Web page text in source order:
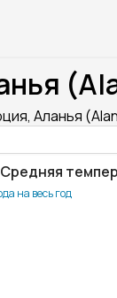
Аланья
Средняя
на весь год